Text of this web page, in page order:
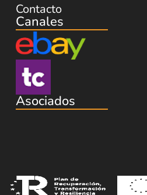
Contacto
Canales
Asociados